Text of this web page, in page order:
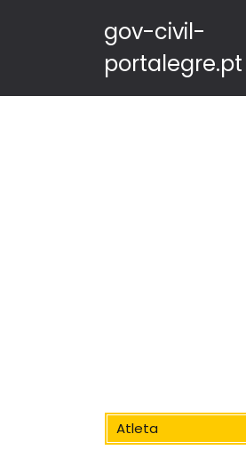
gov-civil-
portalegre.pt
Atleta